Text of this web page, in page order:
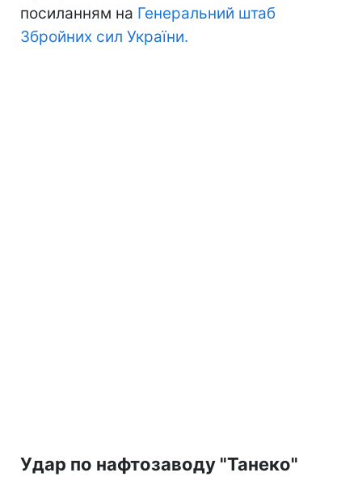
посиланням на Генеральний штаб
Збройних сил України.
Удар по нафтозаводу "Танеко"